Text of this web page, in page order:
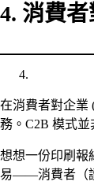
4. 消費
在消費者對企業
務。C2B 模式並
想想一份印刷報
易——消費者（